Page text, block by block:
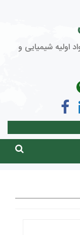
اولیه شیمیایی و